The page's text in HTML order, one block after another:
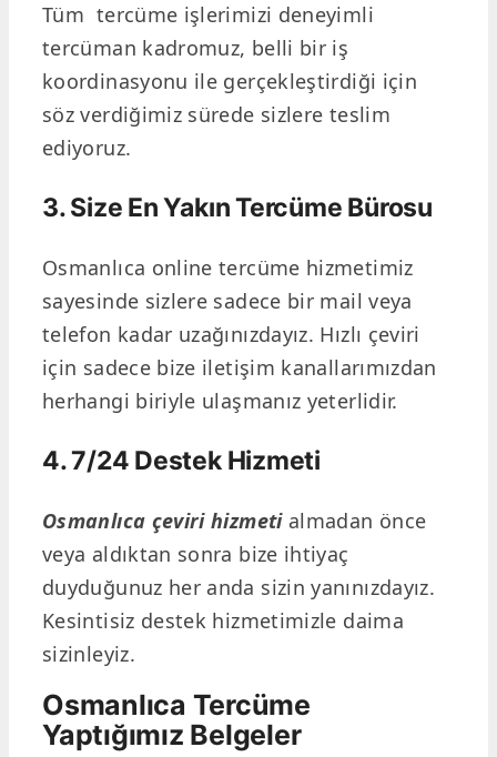
Tüm tercüme işlerimizi deneyimli
tercüman kadromuz, belli bir iş
koordinasyonu ile gerçekleştirdiği için
söz verdiğimiz sürede sizlere teslim
ediyoruz.
3. Size En Yakın Tercüme Bürosu
Osmanlıca online tercüme hizmetimiz
sayesinde sizlere sadece bir mail veya
telefon kadar uzağınızdayız. Hızlı çeviri
için sadece bize iletişim kanallarımızdan
herhangi biriyle ulaşmanız yeterlidir.
4. 7/24 Destek Hizmeti
Osmanlıca çeviri hizmetialmadan önce
veya aldıktan sonra bize ihtiyaç
duyduğunuz her anda sizin yanınızdayız.
Kesintisiz destek hizmetimizle daima
sizinleyiz.
Osmanlıca Tercüme
Yaptığımız Belgeler